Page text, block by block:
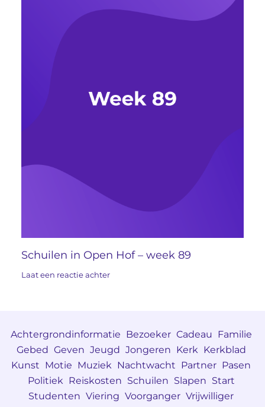
Schuilen in Open Hof – week 89
Laat een reactie achter
Achtergrondinformatie Bezoeker Cadeau Familie
Gebed Geven Jeugd Jongeren Kerk Kerkblad
Kunst Motie Muziek Nachtwacht Partner Pasen
Politiek Reiskosten Schuilen Slapen Start
Studenten Viering Voorganger Vrijwilliger